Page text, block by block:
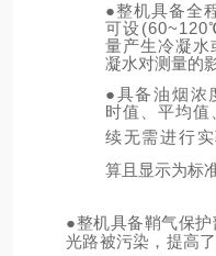
●整机具备全
可设(60~12
量产生冷凝水
凝水对测量的
●具备油烟浓
时值、平均
续无需进行实
算且显示为标
●整机具备鞘气保
光路被污染，提高